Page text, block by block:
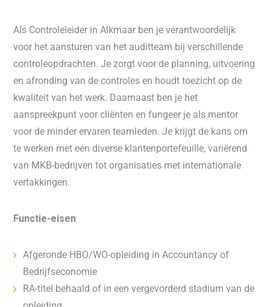
Als Controleleider in Alkmaar ben je verantwoordelijk
voor het aansturen van het auditteam bij verschillende
controleopdrachten. Je zorgt voor de planning, uitvoering
en afronding van de controles en houdt toezicht op de
kwaliteit van het werk. Daarnaast ben je het
aanspreekpunt voor cliënten en fungeer je als mentor
voor de minder ervaren teamleden. Je krijgt de kans om
te werken met een diverse klantenportefeuille, variërend
van MKB-bedrijven tot organisaties met internationale
vertakkingen.
Functie-eisen
Afgeronde HBO/WO-opleiding in Accountancy of
Bedrijfseconomie
RA-titel behaald of in een vergevorderd stadium van de